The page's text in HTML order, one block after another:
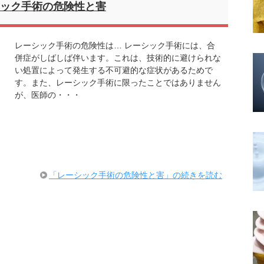
ク手術の危険性と害
レーシック手術の危険性は… レーシック手術には、合
併症がしばしば伴います。これは、技術的に避けられな
い処置によって発生する不可避的な症状があるためで
す。また、レーシック手術に限ったことではありません
が、医師の・・・
「レーシック手術の危険性と害」の続きを読む